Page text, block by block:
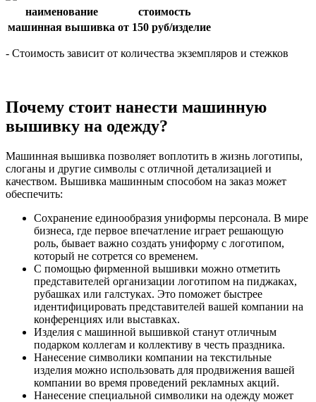
наименование
стоимость
машинная вышивка от 150 руб/изделие
- Стоимость зависит от количества экземпляров и стежков
Почему стоит нанести машинную
вышивку на одежду?
Машинная вышивка позволяет воплотить в жизнь логотипы,
слоганы и другие символы с отличной детализацией и
качеством. Вышивка машинным способом на заказ может
обеспечить:
Сохранение единообразия униформы персонала. В мире
бизнеса, где первое впечатление играет решающую
роль, бывает важно создать униформу с логотипом,
который не сотрется со временем.
С помощью фирменной вышивки можно отметить
представителей организации логотипом на пиджаках,
рубашках или галстуках. Это поможет быстрее
идентифицировать представителей вашей компании на
конференциях или выставках.
Изделия с машинной вышивкой станут отличным
подарком коллегам и коллективу в честь праздника.
Нанесение символики компании на текстильные
изделия можно использовать для продвижения вашей
компании во время проведений рекламных акций.
Нанесение специальной символики на одежду может